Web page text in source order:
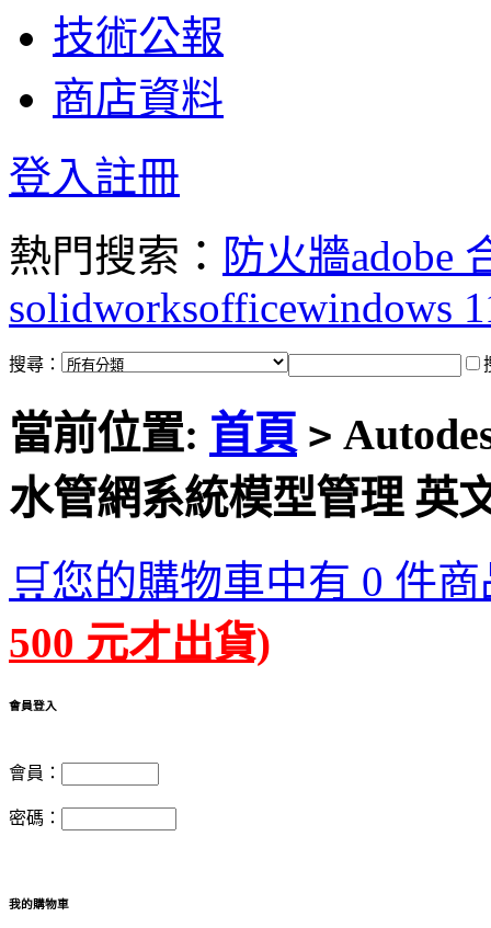
技術公報
商店資料
登入註冊
熱門搜索： 防火牆adobe
solidworksofficewindows
搜尋：
當前位置: 首頁 >
水管網系統模型管理 英
🛒您的購物車中有 0 件
500 元才出貨)
會員登入
會員：
密碼：
我的購物車